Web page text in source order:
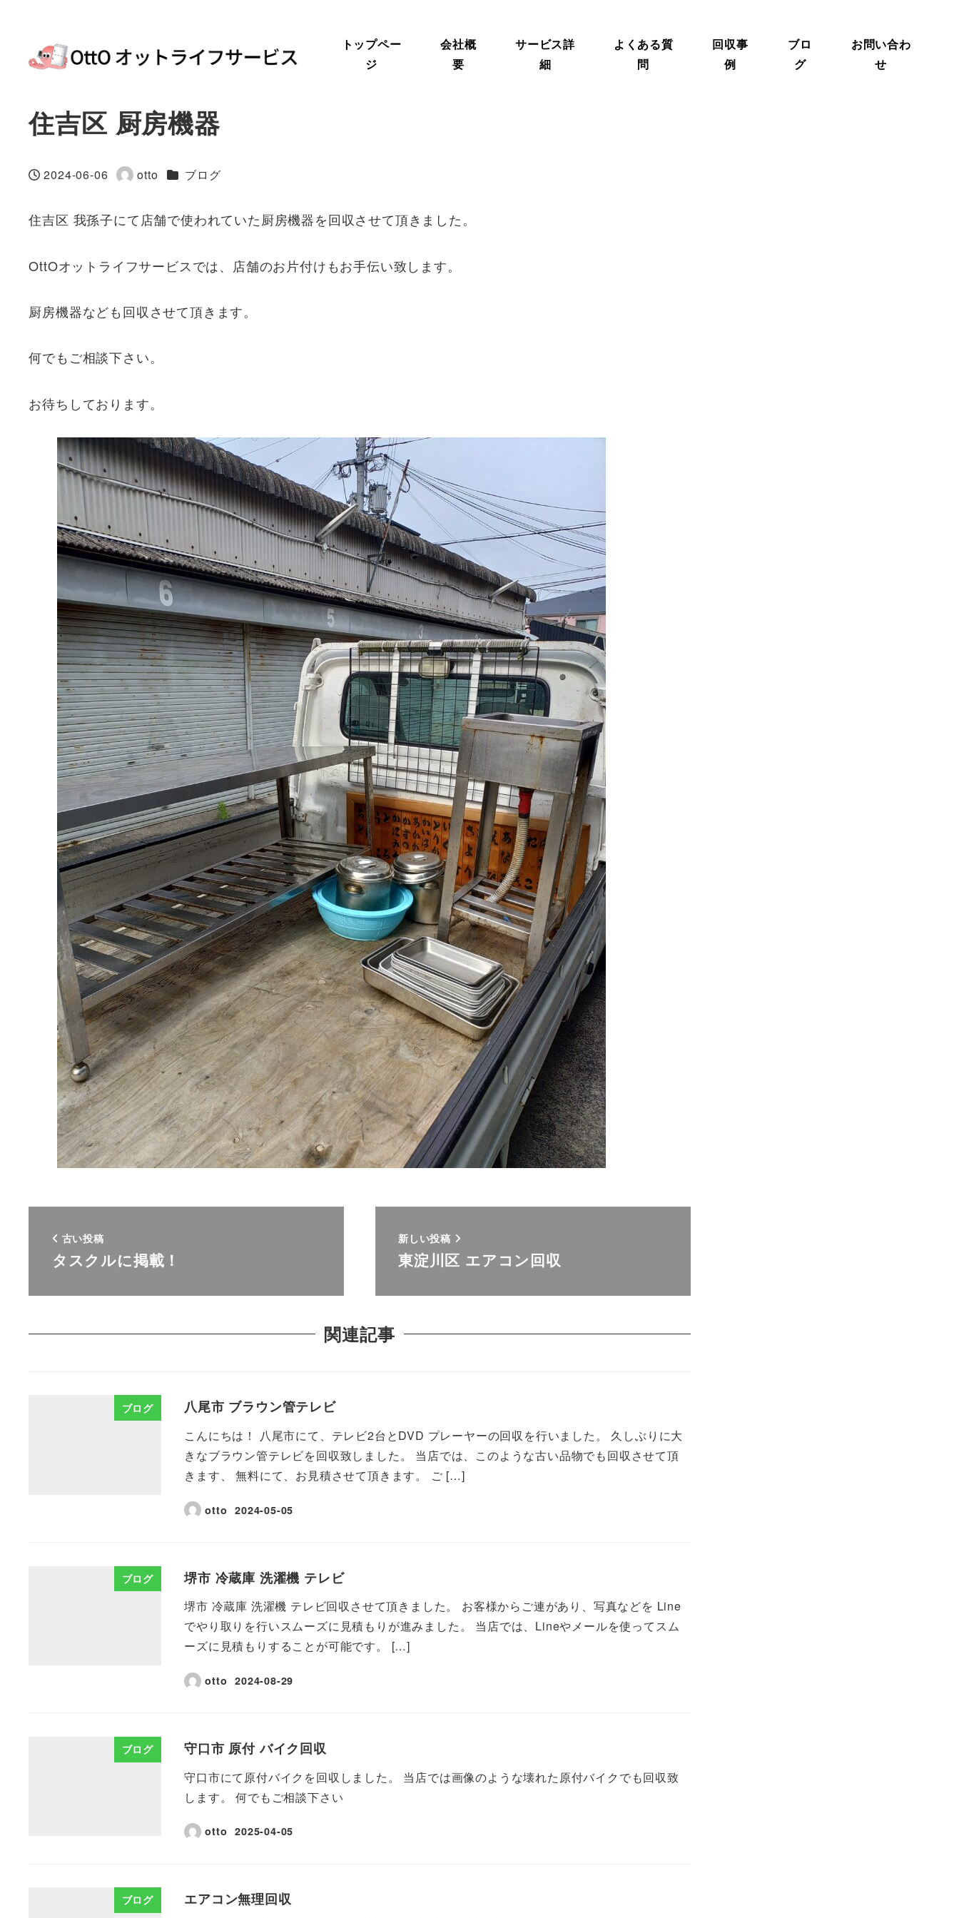
トップペー
ジ
会社概
要
サービス詳
細
よくある質
問
回収事
例
ブロ
グ
お問い合わ
せ
住吉区 厨房機器
投稿日
2024-06-06
著
otto カテゴリー
ブログ
住吉区 我孫子にて店舗で使われていた厨房機器を回収させて頂きました。
OttOオットライフサービスでは、店舗のお片付けもお手伝い致します。
厨房機器なども回収させて頂きます。
何でもご相談下さい。
お待ちしております。
古い投稿
タスクルに掲載！
新しい投稿
東淀川区 エアコン回収
関連記事
ブログ 八尾市 ブラウン管テレビ
こんにちは！ 八尾市にて、テレビ2台とDVD プレーヤーの回収を行いました。 久しぶりに大
きなブラウン管テレビを回収致しました。 当店では、このような古い品物でも回収させて頂
きます、 無料にて、お見積させて頂きます。 ご […]
otto 2024-05-05
ブログ 堺市 冷蔵庫 洗濯機 テレビ
堺市 冷蔵庫 洗濯機 テレビ回収させて頂きました。 お客様からご連があり、写真などを Line
でやり取りを行いスムーズに見積もりが進みました。 当店では、Lineやメールを使ってスム
ーズに見積もりすることが可能です。 […]
otto 2024-08-29
ブログ 守口市 原付 バイク回収
守口市にて原付バイクを回収しました。 当店では画像のような壊れた原付バイクでも回収致
します。 何でもご相談下さい
otto 2025-04-05
ブログ エアコン無理回収